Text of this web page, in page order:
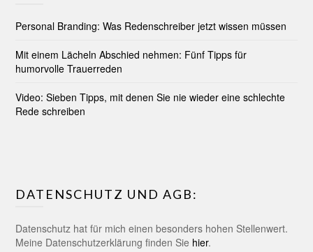
Personal Branding: Was Redenschreiber jetzt wissen müssen
Mit einem Lächeln Abschied nehmen: Fünf Tipps für
humorvolle Trauerreden
Video: Sieben Tipps, mit denen Sie nie wieder eine schlechte
Rede schreiben
DATENSCHUTZ UND AGB:
Datenschutz hat für mich einen besonders hohen Stellenwert.
Meine Datenschutzerklärung finden Sie hier.